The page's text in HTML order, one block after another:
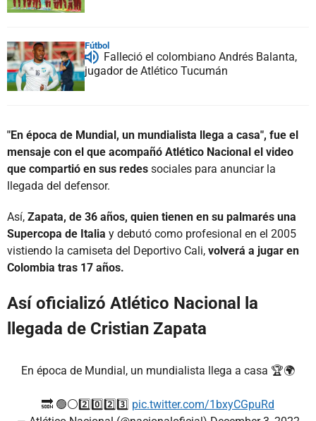
Fútbol
Falleció el colombiano Andrés Balanta,
jugador de Atlético Tucumán
"En época de Mundial, un mundialista llega a casa", fue el
mensaje con el que acompañó Atlético Nacional el video
que compartió en sus redes sociales para anunciar la
llegada del defensor.
Así, Zapata, de 36 años, quien tienen en su palmarés una
Supercopa de Italia y debutó como profesional en el 2005
vistiendo la camiseta del Deportivo Cali, volverá a jugar en
Colombia tras 17 años.
Así oficializó Atlético Nacional la
llegada de Cristian Zapata
En época de Mundial, un mundialista llega a casa 🏆🌍
🔜 🟢⚪️2️⃣0️⃣2️⃣3️⃣ pic.twitter.com/1bxyCGpuRd